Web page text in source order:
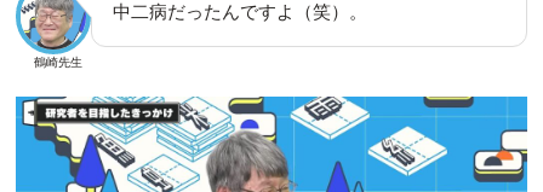
鶴崎先生
中二病だったんですよ（笑）。